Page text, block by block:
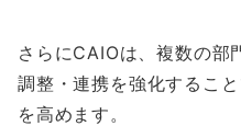
さらにCAIOは、複数の部
調整・連携を強化するこ
を高めます。